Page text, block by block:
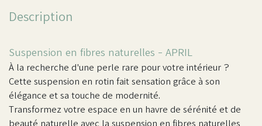
Description
Suspension en fibres naturelles - APRIL
À la recherche d'une perle rare pour votre intérieur ?
Cette suspension en rotin fait sensation grâce à son
élégance et sa touche de modernité.
Transformez votre espace en un havre de sérénité et de
beauté naturelle avec la suspension en fibres naturelles